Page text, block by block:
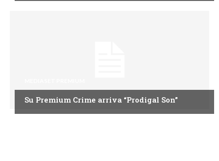
Su Premium Crime arriva “Prodigal Son”